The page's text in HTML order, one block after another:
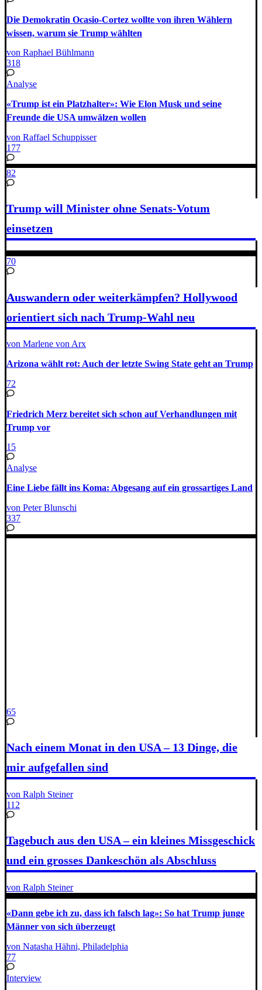
Die Demokratin Ocasio-Cortez wollte von ihren Wählern
wissen, warum sie Trump wählten
von Raphael Bühlmann
318
Analyse
«Trump ist ein Platzhalter»: Wie Elon Musk und seine
Freunde die USA umwälzen wollen
von Raffael Schuppisser
177
82
Trump will Minister ohne Senats-Votum
einsetzen
70
Auswandern oder weiterkämpfen? Hollywood
orientiert sich nach Trump-Wahl neu
von Marlene von Arx
Arizona wählt rot: Auch der letzte Swing State geht an Trump
72
Friedrich Merz bereitet sich schon auf Verhandlungen mit
Trump vor
15
Analyse
Eine Liebe fällt ins Koma: Abgesang auf ein grossartiges Land
von Peter Blunschi
337
65
Nach einem Monat in den USA – 13 Dinge, die
mir aufgefallen sind
von Ralph Steiner
112
Tagebuch aus den USA – ein kleines Missgeschick
und ein grosses Dankeschön als Abschluss
von Ralph Steiner
«Dann gebe ich zu, dass ich falsch lag»: So hat Trump junge
Männer von sich überzeugt
von Natasha Hähni, Philadelphia
77
Interview